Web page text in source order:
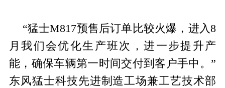
“猛士M817预售后订单比较火爆，进入8
月我们会优化生产班次，进一步提升产
能，确保车辆第一时间交付到客户手中。”
东风猛士科技先进制造工场兼工艺技术部